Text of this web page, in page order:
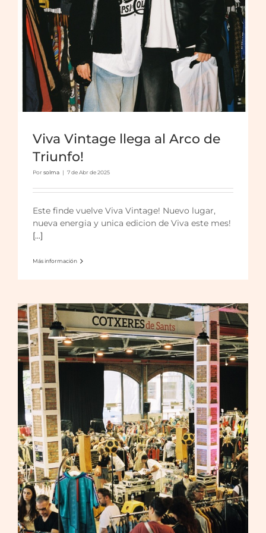
Viva Vintage llega al Arco de
Triunfo!
Porsolma | 7 de Abr de 2025
Este finde vuelve Viva Vintage! Nuevo lugar,
nueva energia y unica edicion de Viva este mes!
[...]
Más información
Sants Flea torna al barri!